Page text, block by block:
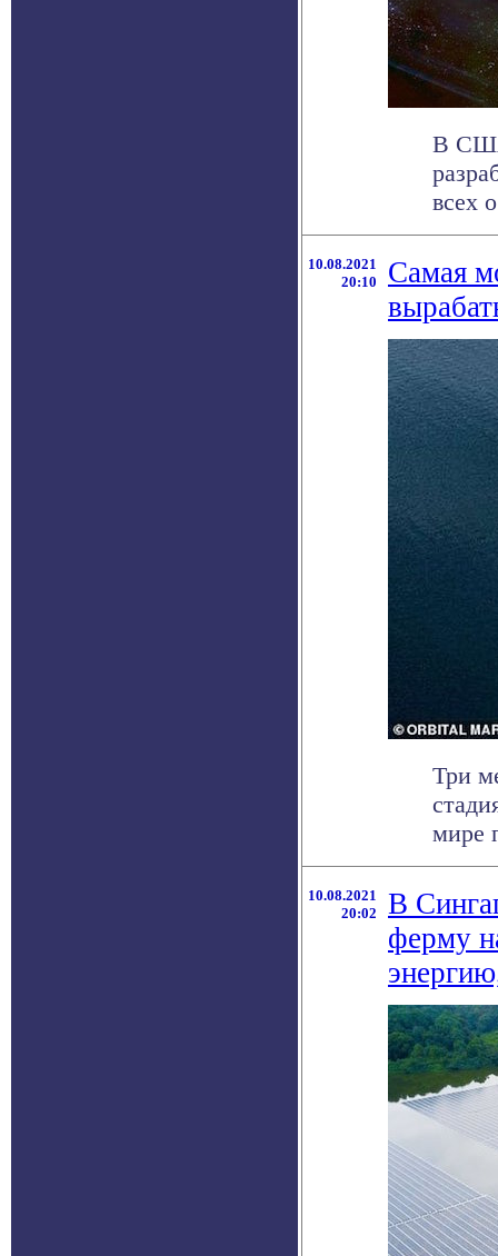
В США
всех
10.08.2021
20:10
Самая
Три
мире
10.08.2021
20:02
В
ферму